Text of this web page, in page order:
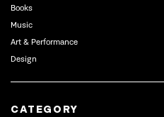
Books
Music
Art & Performance
Design
CATEGORY